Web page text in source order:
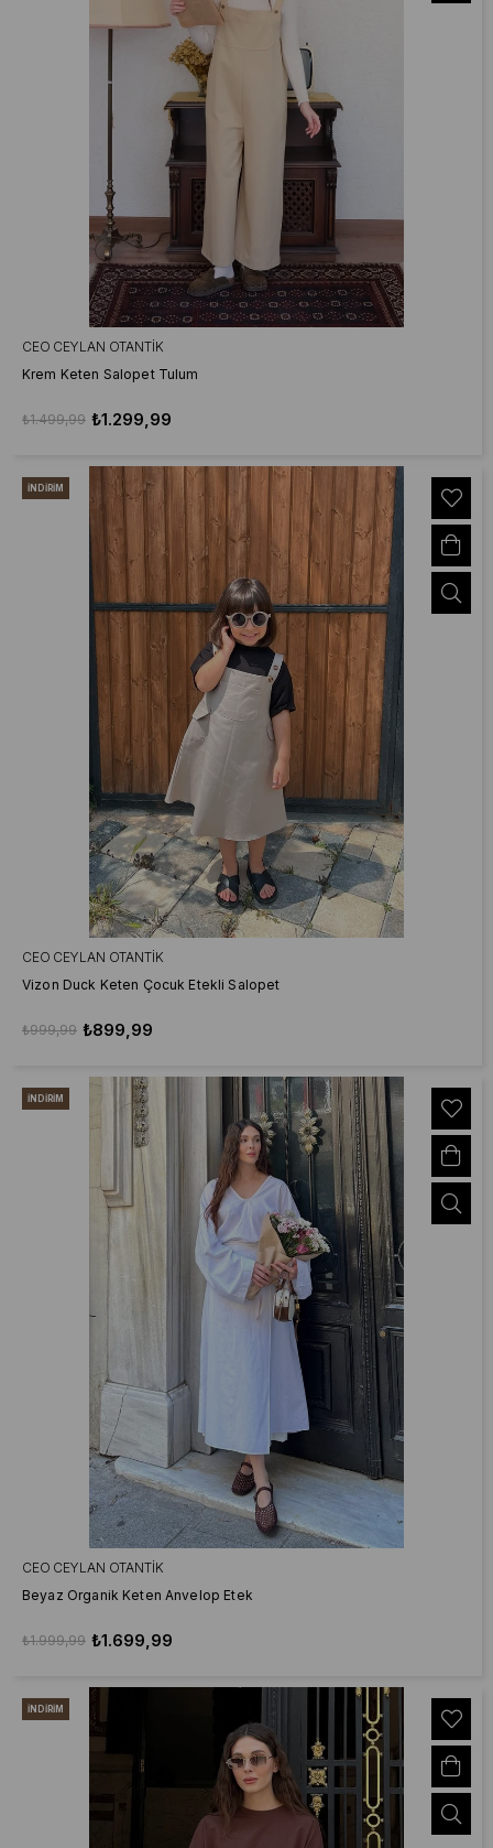
CEO CEYLAN OTANTIK
Krem Keten Salopet Tulum
₺1.299,99
₺1.499,99
CEO CEYLAN OTANTIK
Vizon Duck Keten Çocuk Etekli Salopet
₺899,99
₺999,99
İNDIRIM
CEO CEYLAN OTANTIK
Beyaz Organik Keten Anvelop Etek
₺1.699,99
₺1.999,99
İNDIRIM
İNDIRIM